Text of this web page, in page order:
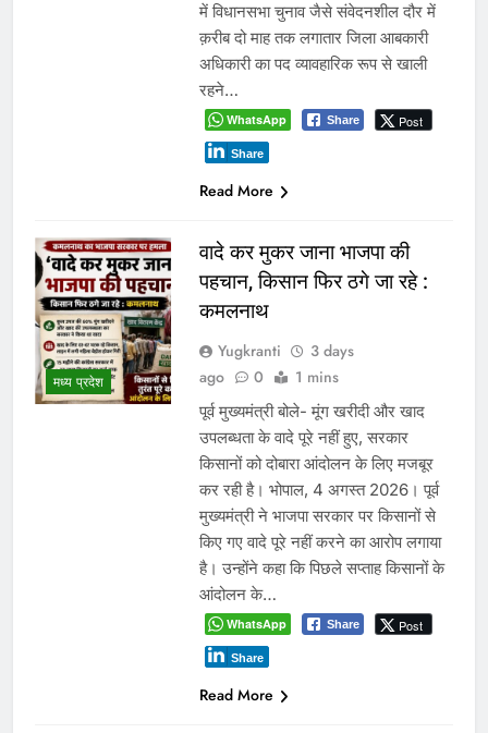
में विधानसभा चुनाव जैसे संवेदनशील दौर में
क़रीब दो माह तक लगातार जिला आबकारी
अधिकारी का पद व्यावहारिक रूप से खाली
रहने…
WhatsApp Share Post
Share
Read More
मध्य प्रदेश
वादे कर मुकर जाना भाजपा की
पहचान, किसान फिर ठगे जा रहे :
कमलनाथ
Yugkranti
3 days
ago
0 1 mins
पूर्व मुख्यमंत्री बोले- मूंग खरीदी और खाद
उपलब्धता के वादे पूरे नहीं हुए, सरकार
किसानों को दोबारा आंदोलन के लिए मजबूर
कर रही है। भोपाल, 4 अगस्त 2026। पूर्व
मुख्यमंत्री ने भाजपा सरकार पर किसानों से
किए गए वादे पूरे नहीं करने का आरोप लगाया
है। उन्होंने कहा कि पिछले सप्ताह किसानों के
आंदोलन के…
WhatsApp Share Post
Share
Read More